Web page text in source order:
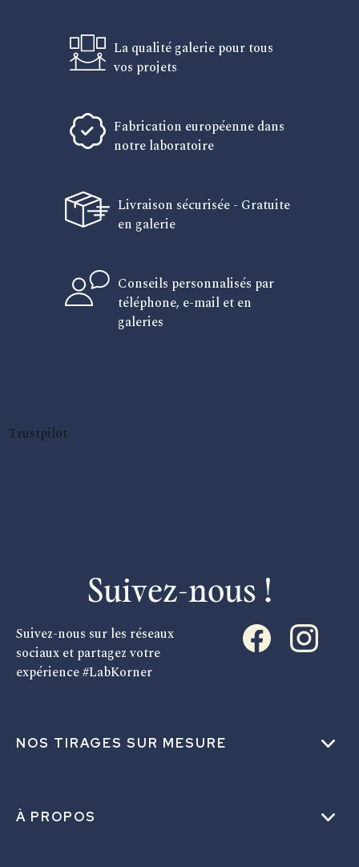
La qualité galerie pour tous
vos projets
Fabrication européenne dans
notre laboratoire
Livraison sécurisée - Gratuite
en galerie
Conseils personnalisés par
téléphone, e-mail et en
galeries
NOS TIRAGES SUR MESURE
À PROPOS
Suivez-nous !
Suivez-nous sur les réseaux
sociaux et partagez votre
expérience #LabKorner